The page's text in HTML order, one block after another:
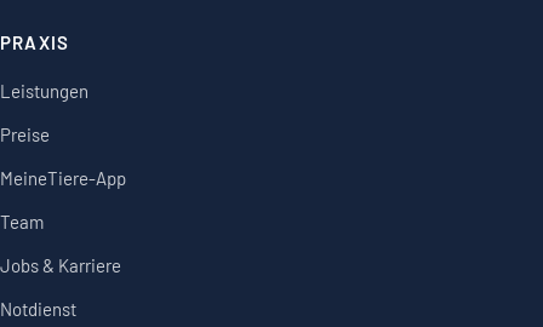
PRAXIS
Leistungen
Preise
MeineTiere-App
Team
Jobs & Karriere
Notdienst